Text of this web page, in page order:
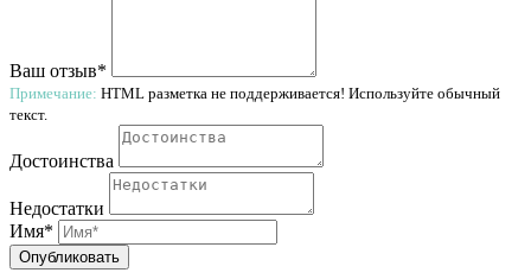
Ваш отзыв*
Примечание: HTML разметка не поддерживается! Используйте обычный
текст.
Достоинства
Недостатки
Имя*
Опубликовать